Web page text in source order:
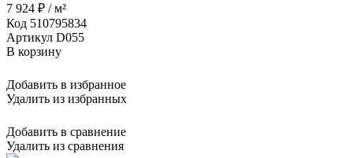
7 924 ₽ / м²
Код 510795834
Артикул D055
В корзину
Добавить в избранное
Удалить из избранных
Добавить в сравнение
Удалить из сравнения